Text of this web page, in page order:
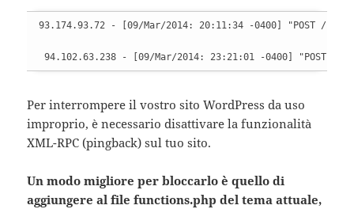
93.174.93.72 - [09/Mar/2014: 20:11:34 -0400] "POST /
94.102.63.238 - [09/Mar/2014: 23:21:01 -0400]
Per interrompere il vostro sito WordPress da uso
improprio, è necessario disattivare la funzionalità
XML-RPC (pingback) sul tuo sito.
Un modo migliore per bloccarlo è quello di
aggiungere al file functions.php del tema attuale,